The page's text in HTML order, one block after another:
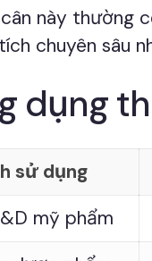
này thường
chuyên sâu
dụng
sử dụng
mỹ phẩm